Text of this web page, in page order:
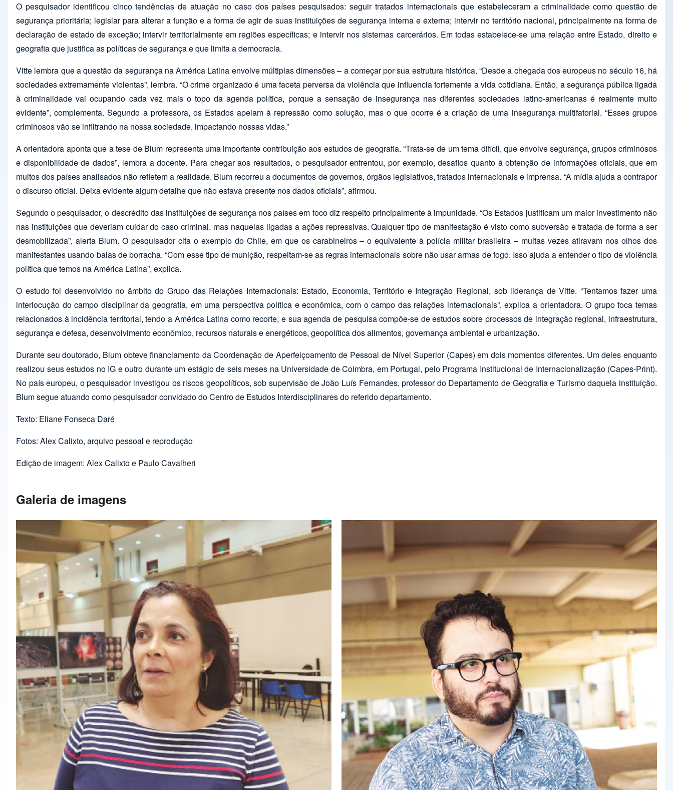
O pesquisador identificou cinco tendências de atuação no caso dos países pesquisados: seguir tratados internacionais que estabeleceram a criminalidade como questão de
segurança prioritária; legislar para alterar a função e a forma de agir de suas instituições de segurança interna e externa; intervir no território nacional, principalmente na forma de
declaração de estado de exceção; intervir territorialmente em regiões específicas; e intervir nos sistemas carcerários. Em todas estabelece-se uma relação entre Estado, direito e
geografia que justifica as políticas de segurança e que limita a democracia.
Vitte lembra que a questão da segurança na América Latina envolve múltiplas dimensões – a começar por sua estrutura histórica. “Desde a chegada dos europeus no século 16, há
sociedades extremamente violentas”, lembra. “O crime organizado é uma faceta perversa da violência que influencia fortemente a vida cotidiana. Então, a segurança pública ligada
à criminalidade vai ocupando cada vez mais o topo da agenda política, porque a sensação de insegurança nas diferentes sociedades latino-americanas é realmente muito
evidente”, complementa. Segundo a professora, os Estados apelam à repressão como solução, mas o que ocorre é a criação de uma insegurança multifatorial. “Esses grupos
criminosos vão se infiltrando na nossa sociedade, impactando nossas vidas.”
A orientadora aponta que a tese de Blum representa uma importante contribuição aos estudos de geografia. “Trata-se de um tema difícil, que envolve segurança, grupos criminosos
e disponibilidade de dados”, lembra a docente. Para chegar aos resultados, o pesquisador enfrentou, por exemplo, desafios quanto à obtenção de informações oficiais, que em
muitos dos países analisados não refletem a realidade. Blum recorreu a documentos de governos, órgãos legislativos, tratados internacionais e imprensa. “A mídia ajuda a contrapor
o discurso oficial. Deixa evidente algum detalhe que não estava presente nos dados oficiais”, afirmou.
Segundo o pesquisador, o descrédito das instituições de segurança nos países em foco diz respeito principalmente à impunidade. “Os Estados justificam um maior investimento não
nas instituições que deveriam cuidar do caso criminal, mas naquelas ligadas a ações repressivas. Qualquer tipo de manifestação é visto como subversão e tratada de forma a ser
desmobilizada”, alerta Blum. O pesquisador cita o exemplo do Chile, em que os carabineiros – o equivalente à polícia militar brasileira – muitas vezes atiravam nos olhos dos
manifestantes usando balas de borracha. “Com esse tipo de munição, respeitam-se as regras internacionais sobre não usar armas de fogo. Isso ajuda a entender o tipo de violência
política que temos na América Latina”, explica.
O estudo foi desenvolvido no âmbito do Grupo das Relações Internacionais: Estado, Economia, Território e Integração Regional, sob liderança de Vitte. “Tentamos fazer uma
interlocução do campo disciplinar da geografia, em uma perspectiva política e econômica, com o campo das relações internacionais”, explica a orientadora. O grupo foca temas
relacionados à incidência territorial, tendo a América Latina como recorte, e sua agenda de pesquisa compõe-se de estudos sobre processos de integração regional, infraestrutura,
segurança e defesa, desenvolvimento econômico, recursos naturais e energéticos, geopolítica dos alimentos, governança ambiental e urbanização.
Durante seu doutorado, Blum obteve financiamento da Coordenação de Aperfeiçoamento de Pessoal de Nível Superior (Capes) em dois momentos diferentes. Um deles enquanto
realizou seus estudos no IG e outro durante um estágio de seis meses na Universidade de Coimbra, em Portugal, pelo Programa Institucional de Internacionalização (Capes-Print).
No país europeu, o pesquisador investigou os riscos geopolíticos, sob supervisão de João Luís Fernandes, professor do Departamento de Geografia e Turismo daquela instituição.
Blum segue atuando como pesquisador convidado do Centro de Estudos Interdisciplinares do referido departamento.
Texto: Eliane Fonseca Daré
Fotos: Alex Calixto, arquivo pessoal e reprodução
Edição de imagem: Alex Calixto e Paulo Cavalheri
Galeria de imagens